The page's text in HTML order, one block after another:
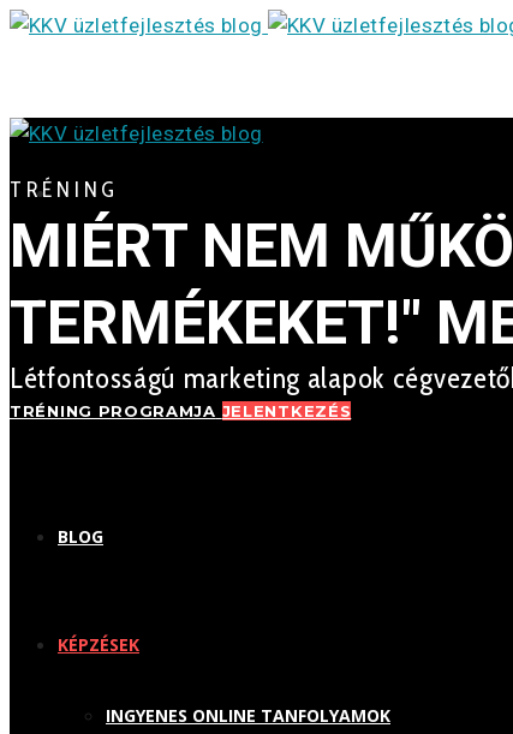
BLOG
KÉPZÉSEK
INGYENES ONLINE TANFOLYAMOK
TRÉNING
MIÉRT NEM
TERMÉKEKET!"
Létfontosságú marketing alapok
TRÉNING PROGRAMJA JELENTKEZÉS